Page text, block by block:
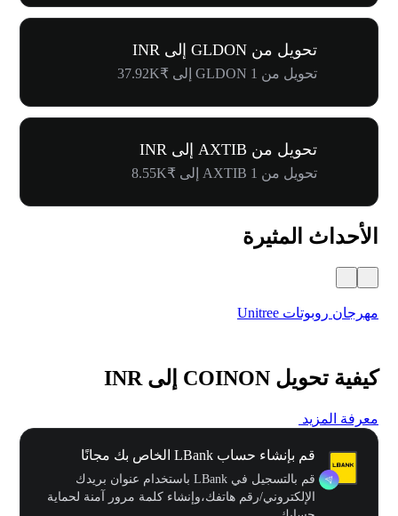
تحويل من GLDON إلى INR
تحويل من 1 GLDON إلى ₹37.92K
تحويل من AXTIB إلى INR
تحويل من 1 AXTIB إلى ₹8.55K
الأحداث المثيرة
مهرجان روبوتات Unitree
كيفية تحويل COINON إلى INR
معرفة المزيد
قم بإنشاء حساب LBank الخاص بك مجانًا
قم بالتسجيل في LBank باستخدام عنوان بريدك
الإلكتروني/رقم هاتفك،وإنشاء كلمة مرور آمنة لحماية